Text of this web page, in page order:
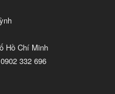
Hồ Chí Minh
0902 332 696